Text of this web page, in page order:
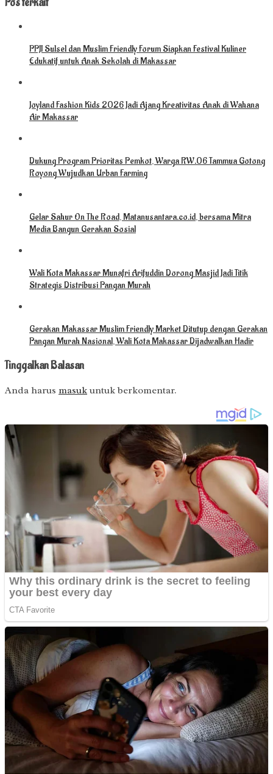
PPJI Sulsel dan Muslim Friendly Forum Siapkan Festival Kuliner
Edukatif untuk Anak Sekolah di Makassar
Joyland Fashion Kids 2026 Jadi Ajang Kreativitas Anak di Wahana
Air Makassar
Dukung Program Prioritas Pemkot, Warga RW.06 Tammua Gotong
Royong Wujudkan Urban Farming
Gelar Sahur On The Road, Matanusantara.co.id, bersama Mitra
Media Bangun Gerakan Sosial
Wali Kota Makassar Munafri Arifuddin Dorong Masjid Jadi Titik
Strategis Distribusi Pangan Murah
Gerakan Makassar Muslim Friendly Market Ditutup dengan Gerakan
Pangan Murah Nasional, Wali Kota Makassar Dijadwalkan Hadir
Tinggalkan Balasan
Anda harus masuk untuk berkomentar.